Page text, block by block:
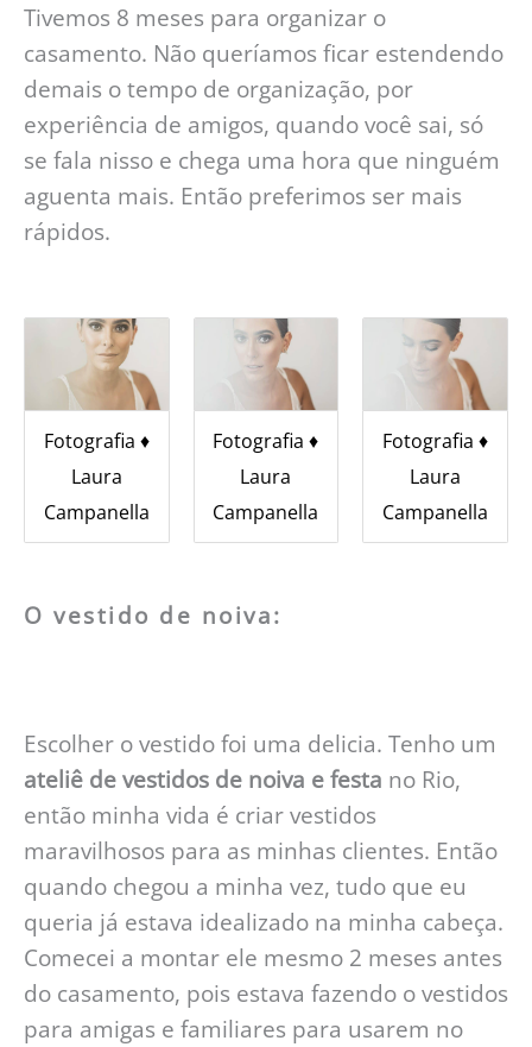
Tivemos 8 meses para organizar o
casamento. Não queríamos ficar estendendo
demais o tempo de organização, por
experiência de amigos, quando você sai, só
se fala nisso e chega uma hora que ninguém
aguenta mais. Então preferimos ser mais
rápidos.
Fotografia ♦︎
Laura
Campanella
Fotografia ♦︎
Laura
Campanella
Fotografia ♦︎
Laura
Campanella
O vestido de noiva:
Escolher o vestido foi uma delicia. Tenho um
ateliê de vestidos de noiva e festa no Rio,
então minha vida é criar vestidos
maravilhosos para as minhas clientes. Então
quando chegou a minha vez, tudo que eu
queria já estava idealizado na minha cabeça.
Comecei a montar ele mesmo 2 meses antes
do casamento, pois estava fazendo o vestidos
para amigas e familiares para usarem no